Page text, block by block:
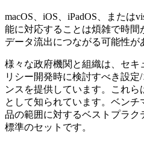
macOS、iOS、iPadOS、または
能に対応することは煩雑で時
データ流出につながる可能性が
様々な政府機関と組織は、セ
リシー開発時に検討すべき設
ンスを提供しています。これ
として知られています。ベン
品の範囲に対するベストプラク
標準のセットです。